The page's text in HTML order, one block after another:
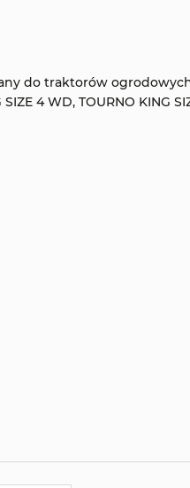
do traktorów ogrodowych
4 WD, TOURNO KING